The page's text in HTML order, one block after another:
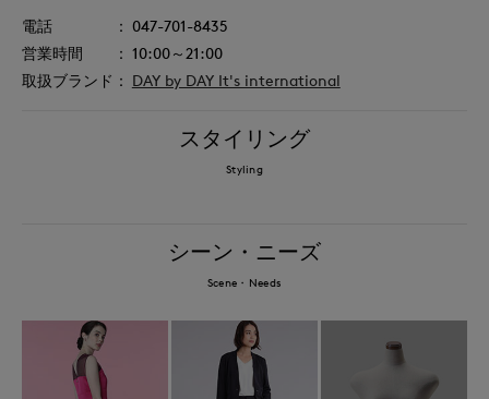
047-701-8435
10:00～21:00
DAY by DAY It's international
スタイリング
Styling
シーン・ニーズ
Scene・Needs